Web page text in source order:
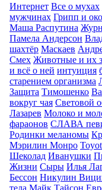
Интернет Все о мухах
мужчинах Грипп и
Маша Распутина
Памела Андерсон
шахтёр Маскаев
Смех Животные и их
и всё о ней интуиция
старением организма
Защита Тимошенко
вокруг чая Световой
Лазарев Молоко и
фараонов СЛАВА
Родинки меланомы
Мэрилин Монро
Шеколад Иванушки
Жизни Сыры Илья
Бессон Никулин
тела Майк Тайсон